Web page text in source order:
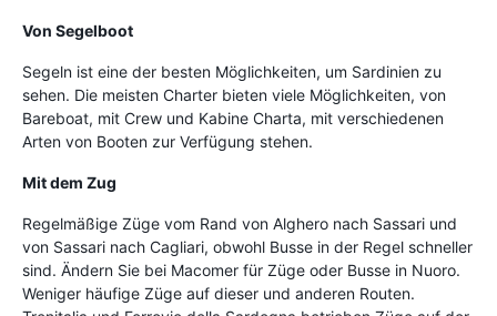
Von Segelboot
Segeln ist eine der besten Möglichkeiten, um Sardinien zu
sehen. Die meisten Charter bieten viele Möglichkeiten, von
Bareboat, mit Crew und Kabine Charta, mit verschiedenen
Arten von Booten zur Verfügung stehen.
Mit dem Zug
Regelmäßige Züge vom Rand von Alghero nach Sassari und
von Sassari nach Cagliari, obwohl Busse in der Regel schneller
sind. Ändern Sie bei Macomer für Züge oder Busse in Nuoro.
Weniger häufige Züge auf dieser und anderen Routen.